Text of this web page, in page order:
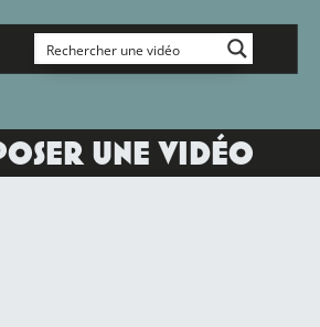
UNE VIDÉO